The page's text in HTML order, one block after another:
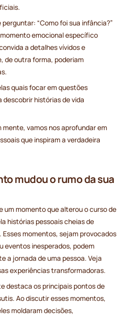
“Como foi sua infância?”
emocional específico
a detalhes vívidos e
de outra forma, poderiam
quais focar em questões
descobrir histórias de vida
mente, vamos nos aprofundar em
que inspiram a verdadeira
mudou o rumo da sua
um momento que alterou o curso de
histórias pessoais cheias de
momentos, sejam provocados
eventos inesperados, podem
a jornada de uma pessoa. Veja
experiências transformadoras.
destaca os principais pontos de
Ao discutir esses momentos,
moldaram decisões,